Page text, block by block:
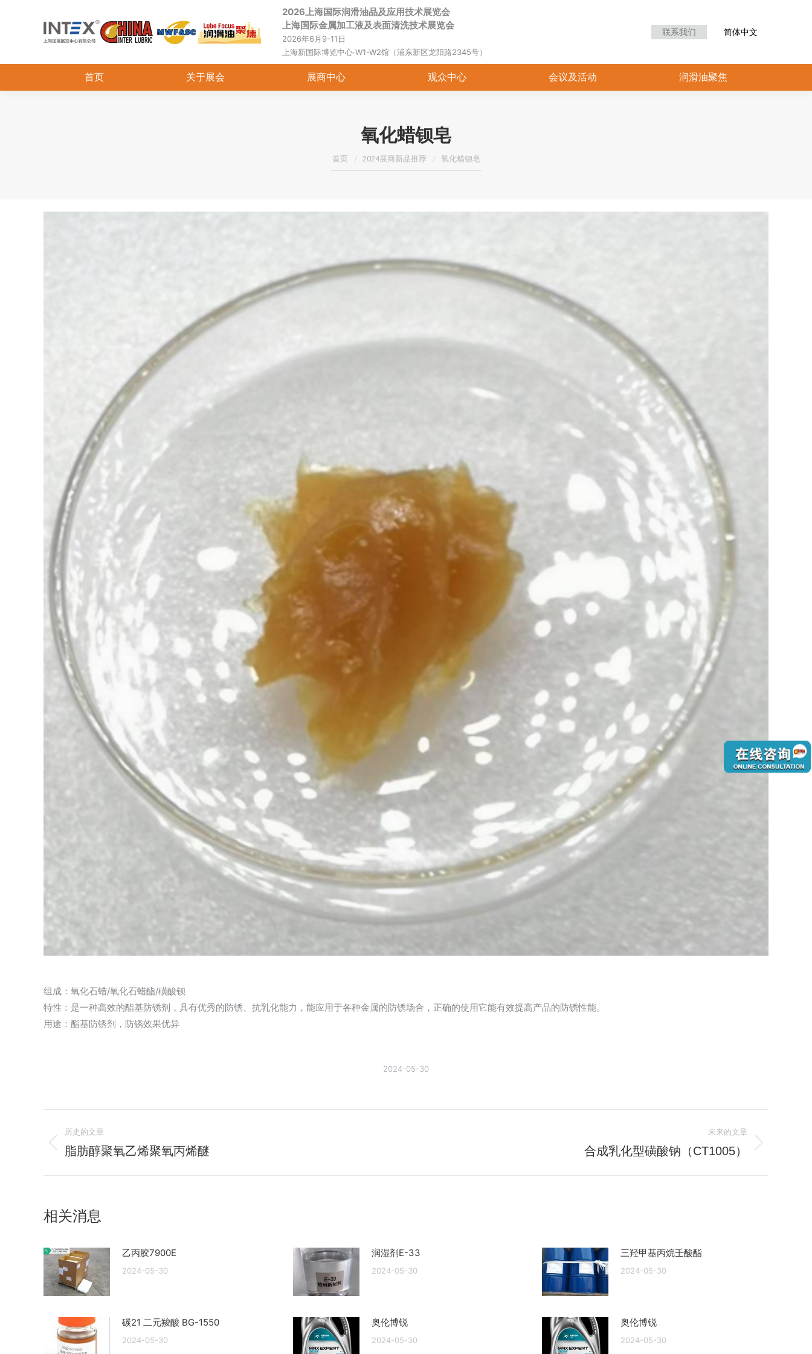
2026上海国际润滑油品及应用技术展览会
上海国际金属加工液及表面清洗技术展览会
2026年6月9-11日
上海新国际博览中心·W1-W2馆（浦东新区龙阳路2345号）
联系我们 简体中文
首页 关于展会 展商中心 观众中心 会议及活动 润滑油聚焦
氧化蜡钡皂
您在这里：
首页 2024展商新品推荐 氧化蜡钡皂
组成：氧化石蜡/氧化石蜡酯/磺酸钡
特性：是一种高效的酯基防锈剂，具有优秀的防锈、抗乳化能力，能应用于各种金属的防锈场合，正确的使用它能有效提高产品的防锈性能。
用途：酯基防锈剂，防锈效果优异
2024-05-30
章
导
历史的文章
历
章：
脂肪醇聚氧乙烯聚氧丙烯醚
未来的文章
合成乳化型磺酸钠（CT1005）
相关消息
乙丙胶7900E
2024-05-30
润湿剂E-33
2024-05-30
三羟甲基丙烷壬酸酯
2024-05-30
碳21 二元羧酸 BG-1550
2024-05-30
奥伦博锐
2024-05-30
奥伦博锐
2024-05-30
首页 关于展会 展商中心